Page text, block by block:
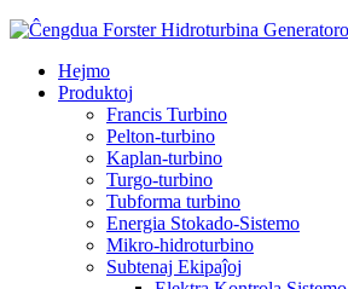
Hejmo
Produktoj
Francis Turbino
Pelton-turbino
Kaplan-turbino
Turgo-turbino
Tubforma turbino
Energia Stokado-Sistemo
Mikro-hidroturbino
Subtenaj Ekipaĵoj